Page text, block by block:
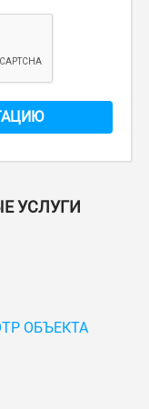
УСЛУГИ
ОБЪЕКТА